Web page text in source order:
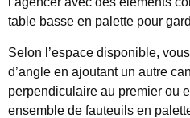
table basse en palette pour
Selon l’espace disponible,
d’angle en ajoutant un autre
perpendiculaire au premier ou
ensemble de fauteuils en